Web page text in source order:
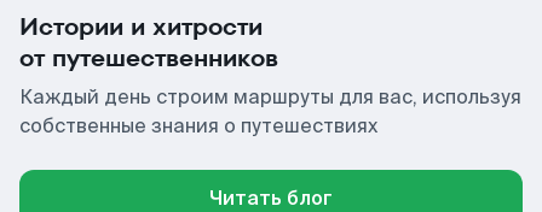
Истории и хитрости
от путешественников
Каждый день строим маршруты для вас, используя
собственные знания о путешествиях
Читать блог